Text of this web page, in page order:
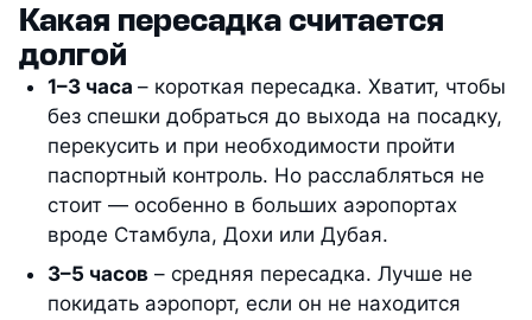
Какая пересадка считается
долгой
1–3 часа – короткая пересадка. Хватит, чтобы
без спешки добраться до выхода на посадку,
перекусить и при необходимости пройти
паспортный контроль. Но расслабляться не
стоит — особенно в больших аэропортах
вроде Стамбула, Дохи или Дубая.
3–5 часов – средняя пересадка. Лучше не
покидать аэропорт, если он не находится